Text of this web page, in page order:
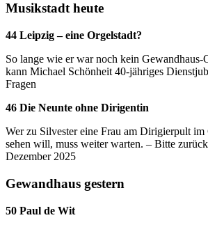
Musikstadt heute
44 Leipzig – eine Orgelstadt?
So lange wie er war noch kein Gewandhaus-
kann Michael Schönheit 40-jähriges
Fragen
46 Die Neunte ohne Dirigentin
Wer zu Silvester eine Frau am Dirigierpult im
sehen will, muss weiter warten. – Bitte
Dezember 2025
Gewandhaus gestern
50 Paul de Wit